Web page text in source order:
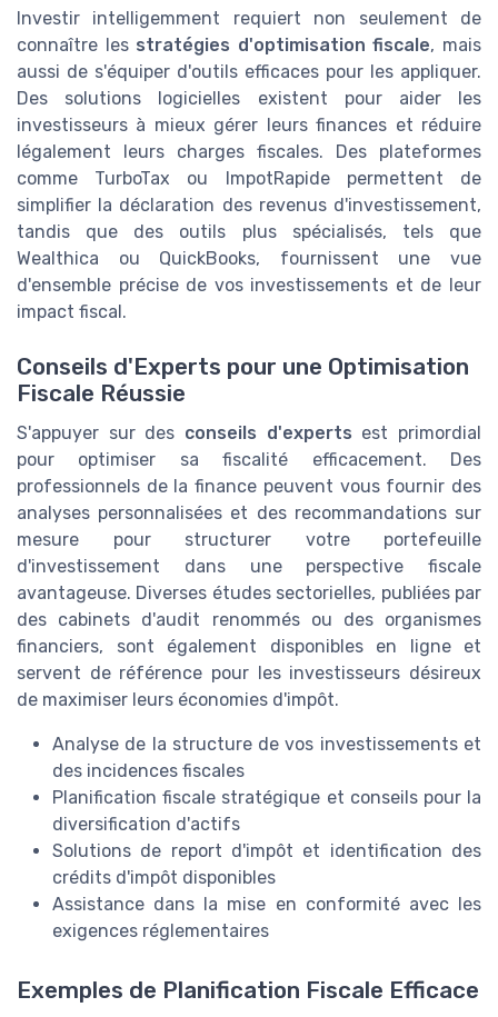
Investir intelligemment requiert non seulement de
connaître les stratégies d'optimisation fiscale, mais
aussi de s'équiper d'outils efficaces pour les appliquer.
Des solutions logicielles existent pour aider les
investisseurs à mieux gérer leurs finances et réduire
légalement leurs charges fiscales. Des plateformes
comme TurboTax ou ImpotRapide permettent de
simplifier la déclaration des revenus d'investissement,
tandis que des outils plus spécialisés, tels que
Wealthica ou QuickBooks, fournissent une vue
d'ensemble précise de vos investissements et de leur
impact fiscal.
Conseils d'Experts pour une Optimisation
Fiscale Réussie
S'appuyer sur des conseils d'experts est primordial
pour optimiser sa fiscalité efficacement. Des
professionnels de la finance peuvent vous fournir des
analyses personnalisées et des recommandations sur
mesure pour structurer votre portefeuille
d'investissement dans une perspective fiscale
avantageuse. Diverses études sectorielles, publiées par
des cabinets d'audit renommés ou des organismes
financiers, sont également disponibles en ligne et
servent de référence pour les investisseurs désireux
de maximiser leurs économies d'impôt.
Analyse de la structure de vos investissements et
des incidences fiscales
Planification fiscale stratégique et conseils pour la
diversification d'actifs
Solutions de report d'impôt et identification des
crédits d'impôt disponibles
Assistance dans la mise en conformité avec les
exigences réglementaires
Exemples de Planification Fiscale Efficace